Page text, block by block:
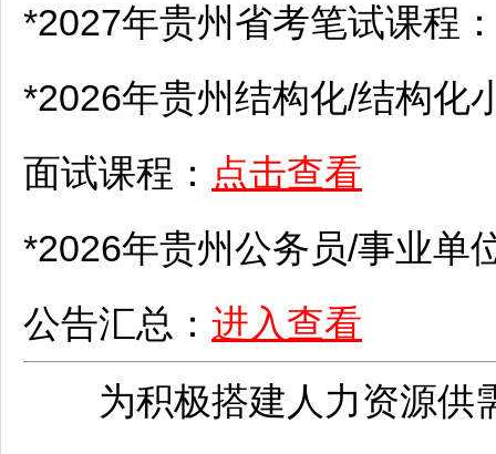
*2027年贵州省考笔试课程
*2026年贵州结构化/结构化
面试课程： 点击查看
*2026年贵州公务员/事业单
公告汇总： 进入查看
为积极搭建人力资源供